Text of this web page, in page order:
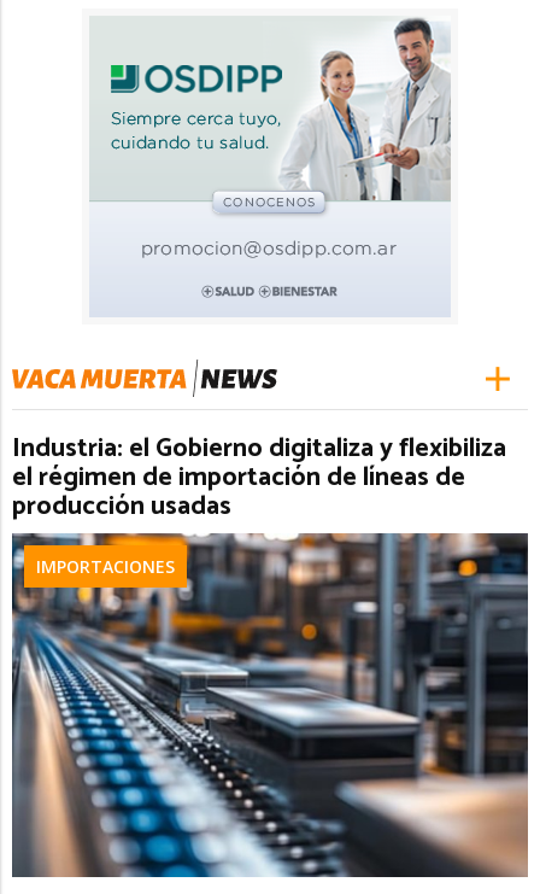
Industria: el Gobierno digitaliza y flexibiliza
el régimen de importación de líneas de
producción usadas
IMPORTACIONES